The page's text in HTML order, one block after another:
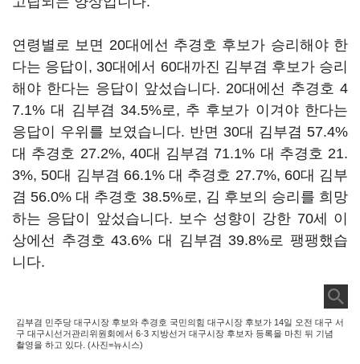
연령별로 보면 20대에선 추경호 후보가 승리해야 한
다는 응답이, 30대에서 60대까진 김부겸 후보가 승리
해야 한다는 응답이 앞섰습니다. 20대에선 추경호 4
7.1% 대 김부겸 34.5%로, 추 후보가 이겨야 한다는
응답이 우위를 보였습니다. 반면 30대 김부겸 57.4%
대 추경호 27.2%, 40대 김부겸 71.1% 대 추경호 21.
3%, 50대 김부겸 66.1% 대 추경호 27.7%, 60대 김부
겸 56.0% 대 추경호 38.5%로, 김 후보의 승리를 희망
하는 응답이 앞섰습니다. 보수 성향이 강한 70세 이
상에선 추경호 43.6% 대 김부겸 39.8%로 팽팽했습
니다.
김부겸 민주당 대구시장 후보와 추경호 국민의힘 대구시장 후보가 14일 오전 대구 서
구 대구시선거관리위원회에서 6·3 지방선거 대구시장 후보자 등록을 마친 뒤 기념
촬영을 하고 있다. (사진=뉴시스)